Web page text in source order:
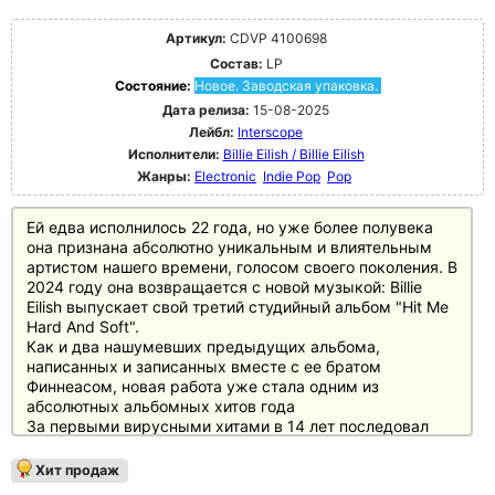
Kind of Man", "Ship to Wreck", "Queen of Peace" и
"Delilah". Альбом был пять раз номинирован на премию
"Грэмми", а также вошел в шорт-лист Mercury Prize
В честь 10-летия "How Big, How Blue, How Beautiful" UMR
выпускает оригинальный альбом ограниченным
тиражом на голубом мраморном виниле. В одинарном
рукаве с 2 печатными внутренними страницами и 4-
страничным буклетом.
Артикул: CDVP 4100698
Состав: LP
Состояние: Новое. Заводская упаковка.
Дата релиза: 15-08-2025
Лейбл: Interscope
Исполнители: Billie Eilish / Billie Eilish
Жанры: Electronic Indie Pop Pop
Ей едва исполнилось 22 года, но уже более полувека
она признана абсолютно уникальным и влиятельным
артистом нашего времени, голосом своего поколения. В
2024 году она возвращается с новой музыкой: Billie
Eilish выпускает свой третий студийный альбом "Hit Me
Hard And Soft".
Как и два нашумевших предыдущих альбома,
написанных и записанных вместе с ее братом
Финнеасом, новая работа уже стала одним из
абсолютных альбомных хитов года
За первыми вирусными хитами в 14 лет последовал
Where Do We Go?", который в начале 2019 года сразу
стал №1 в 18 странах мира, а также получил
Хит продаж